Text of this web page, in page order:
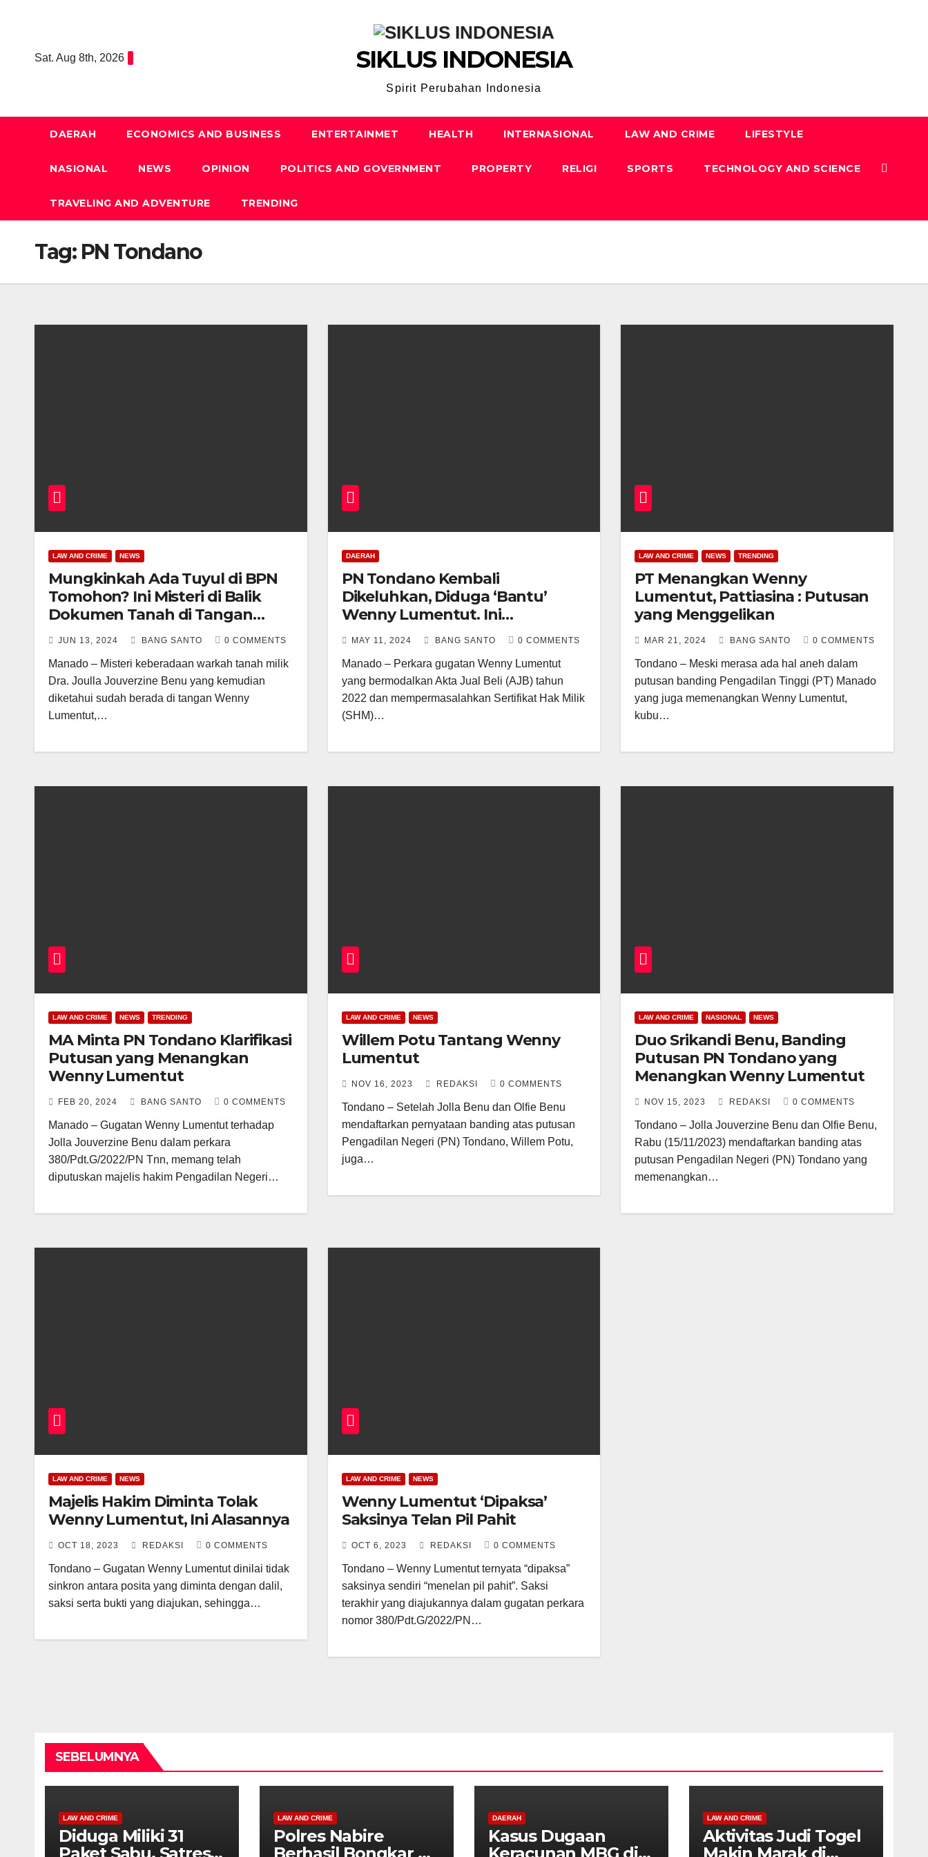
Sat. Aug 8th, 2026 SIKLUS INDONESIA
Spirit Perubahan Indonesia
DAERAH ECONOMICS AND BUSINESS ENTERTAINMET HEALTH INTERNASIONAL LAW AND CRIME LIFESTYLE
NASIONAL NEWS OPINION POLITICS AND GOVERNMENT PROPERTY RELIGI SPORTS TECHNOLOGY AND SCIENCE
TRAVELING AND ADVENTURE TRENDING
Tag: PN Tondano
LAW AND CRIME NEWS
Mungkinkah Ada Tuyul di BPN
Tomohon? Ini Misteri di Balik
Dokumen Tanah di Tangan
Wenny Lumentut
JUN 13, 2024 BANG SANTO 0 COMMENTS
Manado – Misteri keberadaan warkah tanah milik
Dra. Joulla Jouverzine Benu yang kemudian
diketahui sudah berada di tangan Wenny
Lumentut,…
DAERAH
PN Tondano Kembali
Dikeluhkan, Diduga ‘Bantu’
Wenny Lumentut. Ini
Kejadiannya….
MAY 11, 2024 BANG SANTO 0 COMMENTS
Manado – Perkara gugatan Wenny Lumentut
yang bermodalkan Akta Jual Beli (AJB) tahun
2022 dan mempermasalahkan Sertifikat Hak Milik
(SHM)…
LAW AND CRIME NEWS TRENDING
PT Menangkan Wenny
Lumentut, Pattiasina : Putusan
yang Menggelikan
MAR 21, 2024 BANG SANTO 0 COMMENTS
Tondano – Meski merasa ada hal aneh dalam
putusan banding Pengadilan Tinggi (PT) Manado
yang juga memenangkan Wenny Lumentut,
kubu…
LAW AND CRIME NEWS TRENDING
MA Minta PN Tondano Klarifikasi
Putusan yang Menangkan
Wenny Lumentut
FEB 20, 2024 BANG SANTO 0 COMMENTS
Manado – Gugatan Wenny Lumentut terhadap
Jolla Jouverzine Benu dalam perkara
380/Pdt.G/2022/PN Tnn, memang telah
diputuskan majelis hakim Pengadilan Negeri…
LAW AND CRIME NEWS
Willem Potu Tantang Wenny
Lumentut
NOV 16, 2023 REDAKSI 0 COMMENTS
Tondano – Setelah Jolla Benu dan Olfie Benu
mendaftarkan pernyataan banding atas putusan
Pengadilan Negeri (PN) Tondano, Willem Potu,
juga…
LAW AND CRIME NASIONAL NEWS
Duo Srikandi Benu, Banding
Putusan PN Tondano yang
Menangkan Wenny Lumentut
NOV 15, 2023 REDAKSI 0 COMMENTS
Tondano – Jolla Jouverzine Benu dan Olfie Benu,
Rabu (15/11/2023) mendaftarkan banding atas
putusan Pengadilan Negeri (PN) Tondano yang
memenangkan…
LAW AND CRIME NEWS
Majelis Hakim Diminta Tolak
Wenny Lumentut, Ini Alasannya
OCT 18, 2023 REDAKSI 0 COMMENTS
Tondano – Gugatan Wenny Lumentut dinilai tidak
sinkron antara posita yang diminta dengan dalil,
saksi serta bukti yang diajukan, sehingga…
LAW AND CRIME NEWS
Wenny Lumentut ‘Dipaksa’
Saksinya Telan Pil Pahit
OCT 6, 2023 REDAKSI 0 COMMENTS
Tondano – Wenny Lumentut ternyata “dipaksa”
saksinya sendiri “menelan pil pahit”. Saksi
terakhir yang diajukannya dalam gugatan perkara
nomor 380/Pdt.G/2022/PN…
SEBELUMNYA
LAW AND CRIME
Diduga Miliki 31
LAW AND CRIME
Polres Nabire
DAERAH
Kasus Dugaan
LAW AND CRIME
Aktivitas Judi Togel